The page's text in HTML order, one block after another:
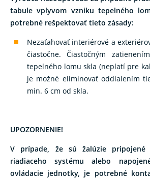
tabule vplyvom vzniku tepelného
potrebné rešpektovať tieto zásady:
Nezaťahovať interiérové a
čiastočne. Čiastočným
tepelného lomu skla (neplatí pre
je možné eliminovať oddialením
min. 6 cm od skla.
UPOZORNENIE!
V prípade, že sú žalúzie pripojené
riadiaceho systému alebo
ovládacie jednotky, je potrebné